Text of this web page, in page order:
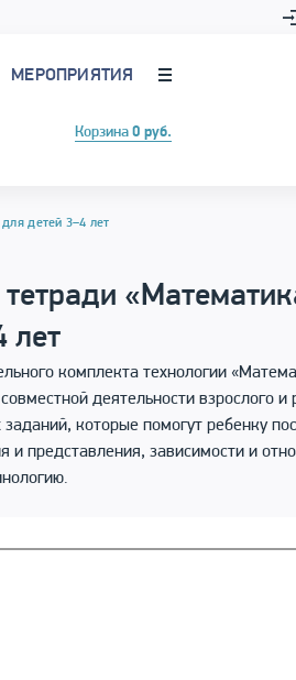
МЕРОПРИЯТИЯ
Корзина 0 руб.
детей 3–4 лет
лет
комплекта технологии
деятельности взрослого
которые помогут ребенку
и представления, зависимости и